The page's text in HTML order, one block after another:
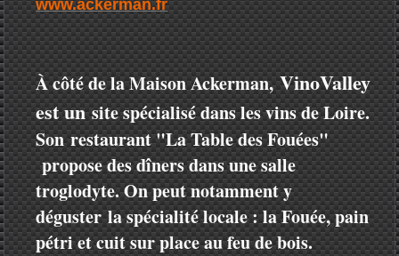
www.ackerman.fr
Àcôté de la Maison Ackerman,VinoValley
est unsite spécialisé dans les vins de Loire.
Sonrestaurant "La Table des Fouées"
propose des dîners dans une salle
troglodyte. On peut notamment y
dégusterla spécialité locale : la Fouée, pain
pétri et cuit sur place au feu de bois.